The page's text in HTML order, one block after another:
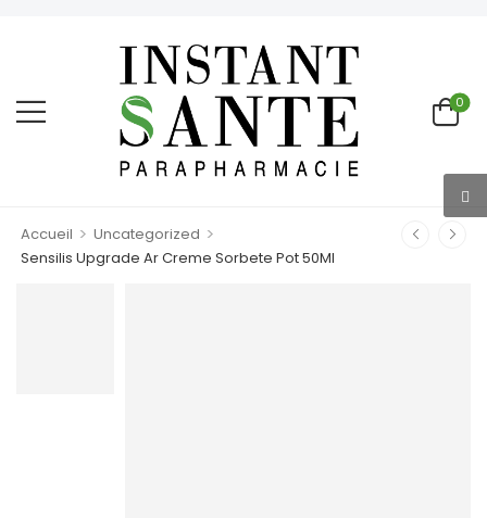
0
Accueil > Uncategorized >
Sensilis Upgrade Ar Creme Sorbete Pot 50Ml